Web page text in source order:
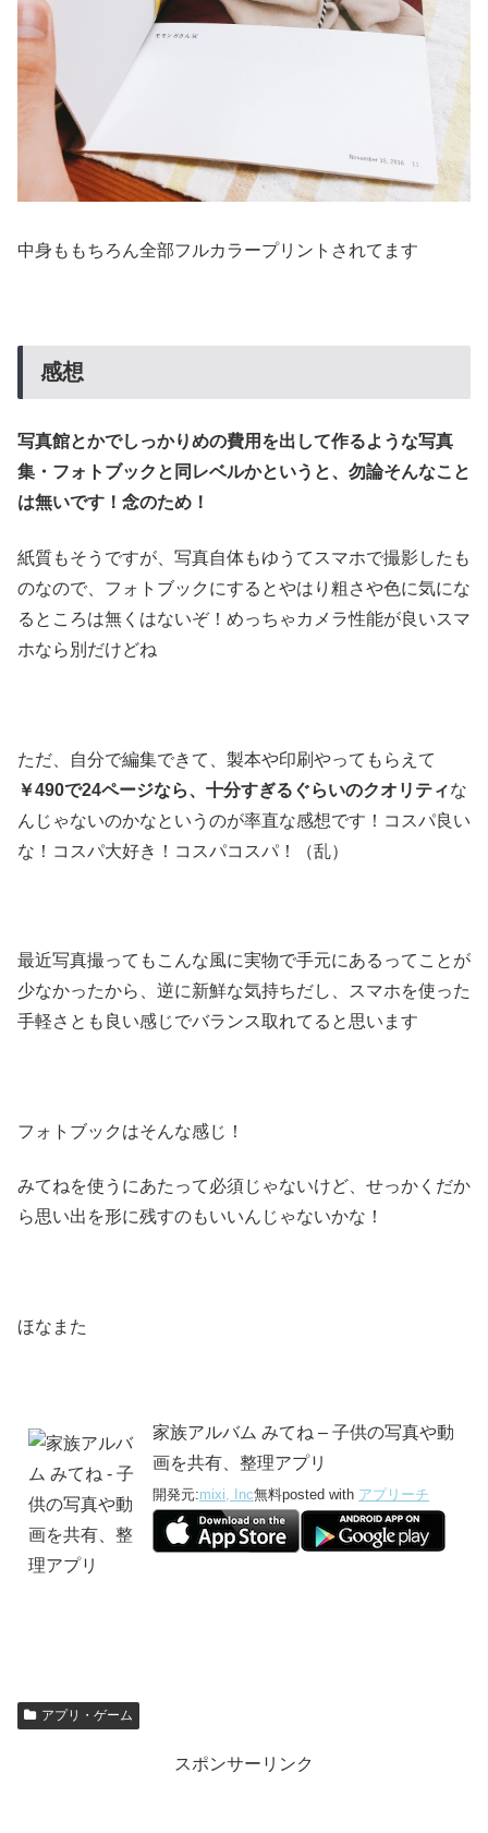
中身ももちろん全部フルカラープリントされてます
感想
写真館とかでしっかりめの費用を出して作るような写真
集・フォトブックと同レベルかというと、勿論そんなこと
は無いです！念のため！
紙質もそうですが、写真自体もゆうてスマホで撮影したも
のなので、フォトブックにするとやはり粗さや色に気にな
るところは無くはないぞ！めっちゃカメラ性能が良いスマ
ホなら別だけどね
ただ、自分で編集できて、製本や印刷やってもらえて
￥490で24ページなら、十分すぎるぐらいのクオリティな
んじゃないのかなというのが率直な感想です！コスパ良い
な！コスパ大好き！コスパコスパ！（乱）
最近写真撮ってもこんな風に実物で手元にあるってことが
少なかったから、逆に新鮮な気持ちだし、スマホを使った
手軽さとも良い感じでバランス取れてると思います
フォトブックはそんな感じ！
みてねを使うにあたって必須じゃないけど、せっかくだか
ら思い出を形に残すのもいいんじゃないかな！
ほなまた
家族アルバム みてね – 子供の写真や動
画を共有、整理アプリ
開発元:mixi, Inc無料posted with アプリーチ
アプリ・ゲーム
スポンサーリンク